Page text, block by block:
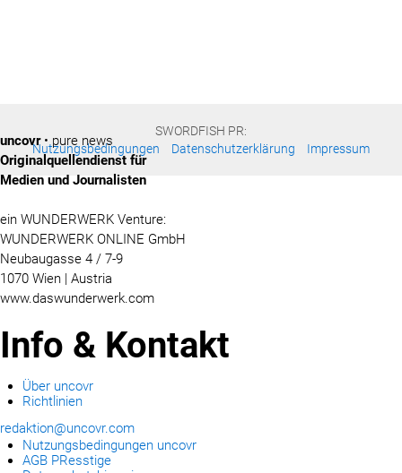
SWORDFISH PR:
Nutzungsbedingungen
Datenschutzerklärung Impressum
uncovr• pure news
Originalquellendienst für
Medien und Journalisten
ein WUNDERWERK Venture:
WUNDERWERK ONLINE GmbH
Neubaugasse 4 / 7-9
1070 Wien | Austria
www.daswunderwerk.com
Info & Kontakt
Über uncovr
Richtlinien
redaktion@uncovr.com
Nutzungsbedingungen uncovr
AGB PResstige